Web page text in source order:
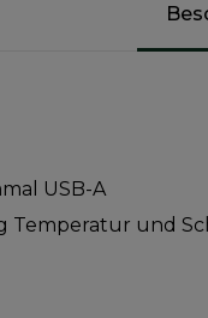
USB-A
Temperatur und